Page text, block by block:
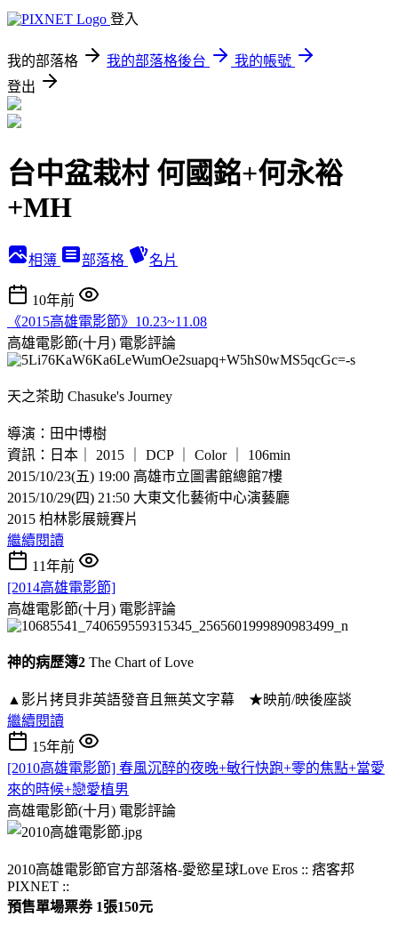
登入
我的部落格 我的部落格後台
我的帳號
登出
台中盆栽村 何國銘+何永裕
+MH
相簿 部落格 名片
10年前
《2015高雄電影節》10.23~11.08
高雄電影節(十月) 電影評論
天之茶助 Chasuke's Journey
導演：田中博樹
資訊：日本｜ 2015 ｜ DCP ｜ Color ｜ 106min
2015/10/23(五) 19:00 高雄市立圖書館總館7樓
2015/10/29(四) 21:50 大東文化藝術中心演藝廳
2015 柏林影展競賽片
繼續閱讀
11年前
[2014高雄電影節]
高雄電影節(十月) 電影評論
神的病歷簿2 The Chart of Love
▲影片拷貝非英語發音且無英文字幕 ★映前/映後座談
繼續閱讀
15年前
[2010高雄電影節] 春風沉醉的夜晚+敏行快跑+零的焦點+當愛
來的時候+戀愛植男
高雄電影節(十月) 電影評論
2010高雄電影節官方部落格-愛慾星球Love Eros :: 痞客邦
PIXNET ::
預售單場票券 1張150元